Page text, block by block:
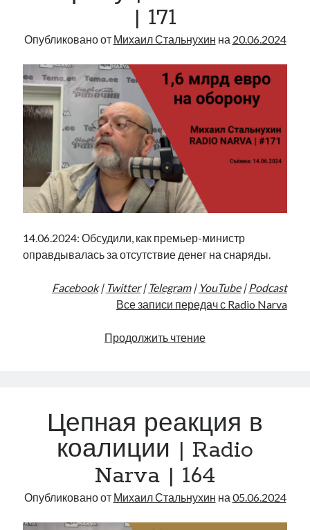
174
| 171
Опубликовано от Михаил Стальнухин на 20.06.2024
14.06.2024: Обсудили, как премьер-министр
оправдывалась за отсутствие денег на снаряды.
Facebook| Twitter| Telegram| YouTube| Podcast
Все записи передач с Radio Narva
Продолжить чтение1,6
Radio
Narva
|
171
Цепная реакция в
коалиции | Radio
Narva | 164
Опубликовано от Михаил Стальнухин на 05.06.2024